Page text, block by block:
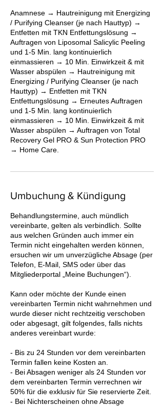
Anamnese → Hautreinigung mit Energizing
/ Purifying Cleanser (je nach Hauttyp) →
Entfetten mit TKN Entfettungslösung →
Auftragen von Liposomal Salicylic Peeling
und 1-5 Min. lang kontinuierlich
einmassieren → 10 Min. Einwirkzeit & mit
Wasser abspülen → Hautreinigung mit
Energizing / Purifying Cleanser (je nach
Hauttyp) → Entfetten mit TKN
Entfettungslösung → Erneutes Auftragen
und 1-5 Min. lang kontinuierlich
einmassieren → 10 Min. Einwirkzeit & mit
Wasser abspülen → Auftragen von Total
Recovery Gel PRO & Sun Protection PRO
→ Home Care.
Umbuchung & Kündigung
Behandlungstermine, auch mündlich
vereinbarte, gelten als verbindlich. Sollte
aus welchen Gründen auch immer ein
Termin nicht eingehalten werden können,
ersuchen wir um unverzügliche Absage (per
Telefon, E-Mail, SMS oder über das
Mitgliederportal „Meine Buchungen“).
Kann oder möchte der Kunde einen
vereinbarten Termin nicht wahrnehmen und
wurde dieser nicht rechtzeitig verschoben
oder abgesagt, gilt folgendes, falls nichts
anderes vereinbart wurde:
- Bis zu 24 Stunden vor dem vereinbarten
Termin fallen keine Kosten an.
- Bei Absagen weniger als 24 Stunden vor
dem vereinbarten Termin verrechnen wir
50% für die exklusiv für Sie reservierte Zeit.
- Bei Nichterscheinen ohne Absage